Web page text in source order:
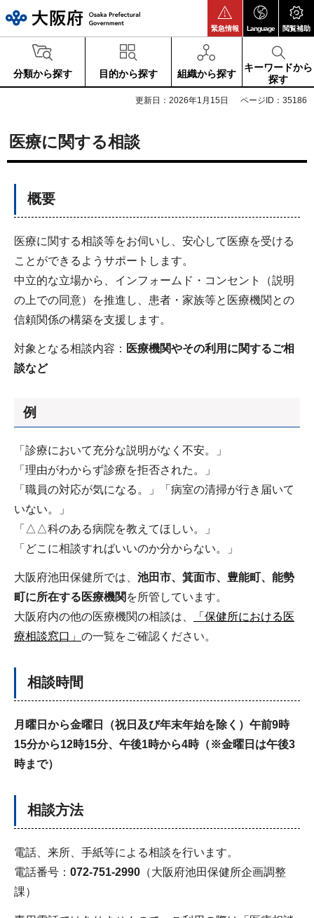
緊急情報 Language 閲覧補助
分類から探す 目的から探す 組織から探す
キーワードから
探す
更新日：2026年1月15日 ページID：35186
医療に関する相談
概要
医療に関する相談等をお伺いし、安心して医療を受ける
ことができるようサポートします。
中立的な立場から、インフォームド・コンセント（説明
の上での同意）を推進し、患者・家族等と医療機関との
信頼関係の構築を支援します。
対象となる相談内容： 医療機関やその利用に関するご相
談など
例
「診療において充分な説明がなく不安。」
「理由がわからず診療を拒否された。」
「職員の対応が気になる。」「病室の清掃が行き届いて
いない。」
「△△科のある病院を教えてほしい。」
「どこに相談すればいいのか分からない。」
大阪府池田保健所では、 池田市、箕面市、豊能町、能勢
町に所在する医療機関 を所管しています。
大阪府内の他の医療機関の相談は、
「保健所における医
療相談窓口」 の一覧をご確認ください。
相談時間
月曜日から金曜日（祝日及び年末年始を除く）午前9時
15分から12時15分、午後1時から4時（※金曜日は午後3
時まで）
相談方法
電話、来所、手紙等による相談を行います。
電話番号： 072-751-2990 （大阪府池田保健所企画調整
課）